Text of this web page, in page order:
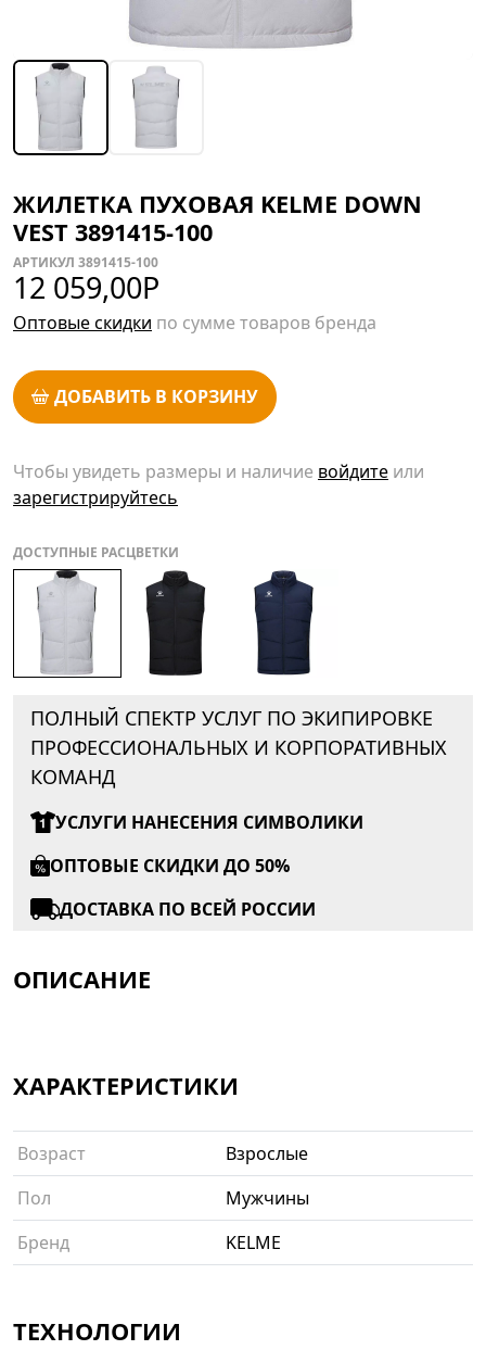
ЖИЛЕТКА ПУХОВАЯ KELME DOWN
VEST 3891415-100
АРТИКУЛ 3891415-100
12 059,00Р
Оптовые скидки по сумме товаров бренда
ДОБАВИТЬ В КОРЗИНУ
Чтобы увидеть размеры и наличие войдите или
зарегистрируйтесь
ДОСТУПНЫЕ РАСЦВЕТКИ
ПОЛНЫЙ СПЕКТР УСЛУГ ПО ЭКИПИРОВКЕ
ПРОФЕССИОНАЛЬНЫХ И КОРПОРАТИВНЫХ
КОМАНД
УСЛУГИ НАНЕСЕНИЯ СИМВОЛИКИ
ОПТОВЫЕ СКИДКИ ДО 50%
ДОСТАВКА ПО ВСЕЙ РОССИИ
ОПИСАНИЕ
ХАРАКТЕРИСТИКИ
Возраст
Взрослые
Пол
Мужчины
Бренд
KELME
ТЕХНОЛОГИИ